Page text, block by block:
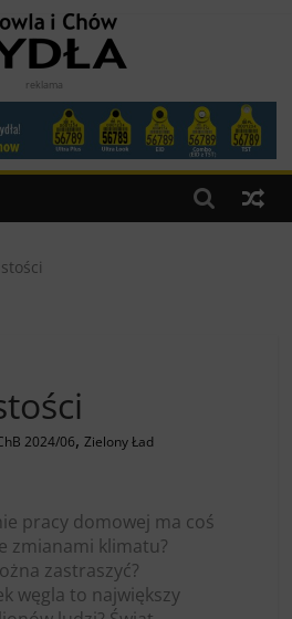
reklama
2024/06,Zielony Ład
pracy domowej ma coś
zmianami klimatu?
zastraszyć?
węgla to największy